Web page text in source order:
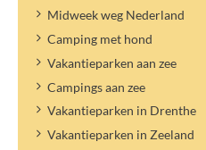
Midweek weg Nederland
Camping met hond
Vakantieparken aan zee
Campings aan zee
Vakantieparken in Drenthe
Vakantieparken in Zeeland